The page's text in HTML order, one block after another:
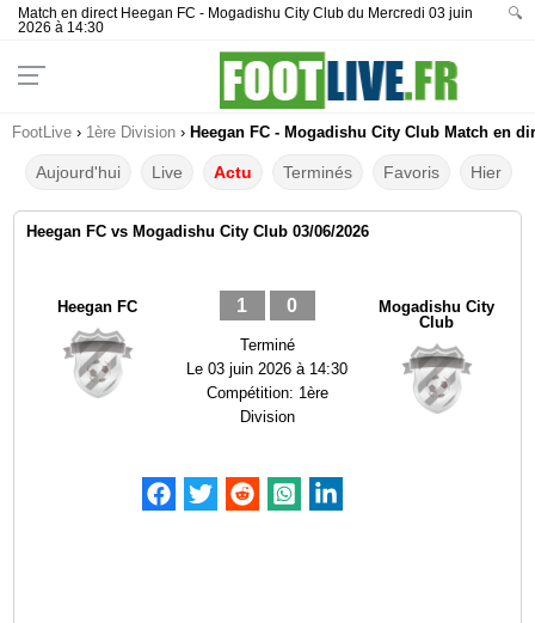
Match en direct Heegan FC - Mogadishu City Club du Mercredi 03 juin
2026 à 14:30
🔍
FootLive › 1ère Division › Heegan FC - Mogadishu City Club Match en
Aujourd'hui Live Actu Terminés Favoris Hier
Heegan FC vs Mogadishu City Club 03/06/2026
Heegan FC 1 0
Terminé
Le03 juin 2026 à 14:30
Compétition: 1ère
Division
Mogadishu City
Club